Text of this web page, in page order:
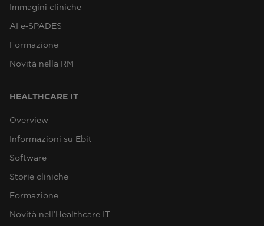
Immagini cliniche
AI e‑SPADES
Formazione
Novità nella RM
HEALTHCARE IT
Overview
Informazioni su Ebit
Software
Storie cliniche
Formazione
Novità nell’Healthcare IT